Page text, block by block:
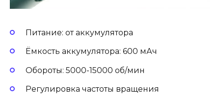
Питание: от аккумулятора
Ёмкость аккумулятора: 600 мАч
Обороты: 5000-15000 об/мин
Регулировка частоты вращения